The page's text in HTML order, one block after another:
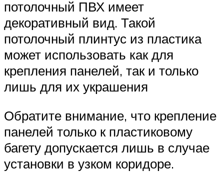
потолочный ПВХ имеет
декоративный вид. Такой
потолочный плинтус из пластика
может использовать как для
крепления панелей, так и только
лишь для их украшения
Обратите внимание, что крепление
панелей только к пластиковому
багету допускается лишь в случае
установки в узком коридоре.